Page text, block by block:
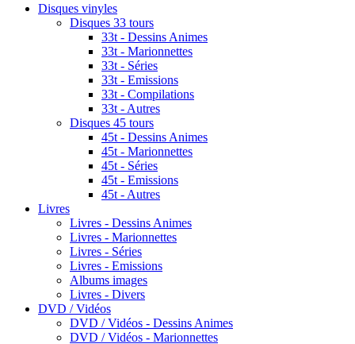
Disques vinyles
Disques 33 tours
33t - Dessins Animes
33t - Marionnettes
33t - Séries
33t - Emissions
33t - Compilations
33t - Autres
Disques 45 tours
45t - Dessins Animes
45t - Marionnettes
45t - Séries
45t - Emissions
45t - Autres
Livres
Livres - Dessins Animes
Livres - Marionnettes
Livres - Séries
Livres - Emissions
Albums images
Livres - Divers
DVD / Vidéos
DVD / Vidéos - Dessins Animes
DVD / Vidéos - Marionnettes